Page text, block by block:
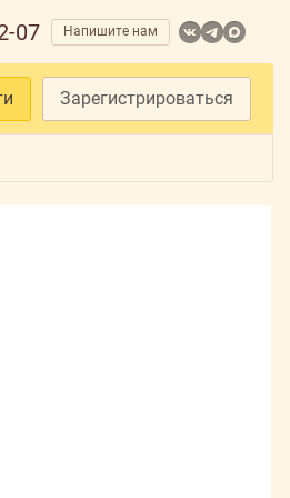
07 Напишите нам
Зарегистрироваться